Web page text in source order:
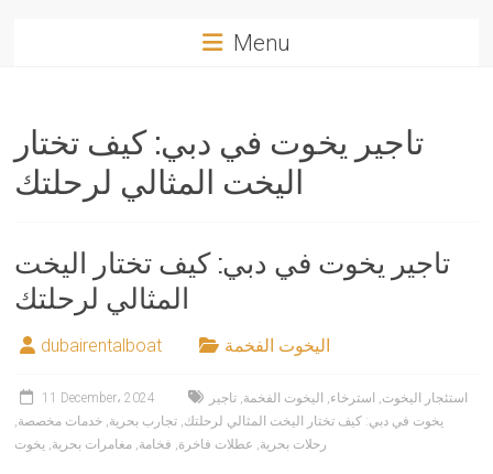
Menu
تاجير يخوت في دبي: كيف تختار
اليخت المثالي لرحلتك
تاجير يخوت في دبي: كيف تختار اليخت
المثالي لرحلتك
dubairentalboat اليخوت الفخمة
11 December، 2024 استئجار اليخوت, استرخاء, اليخوت الفخمة, تاجير
يخوت في دبي: كيف تختار اليخت المثالي لرحلتك, تجارب بحرية, خدمات مخصصة,
رحلات بحرية, عطلات فاخرة, فخامة, مغامرات بحرية, يخوت